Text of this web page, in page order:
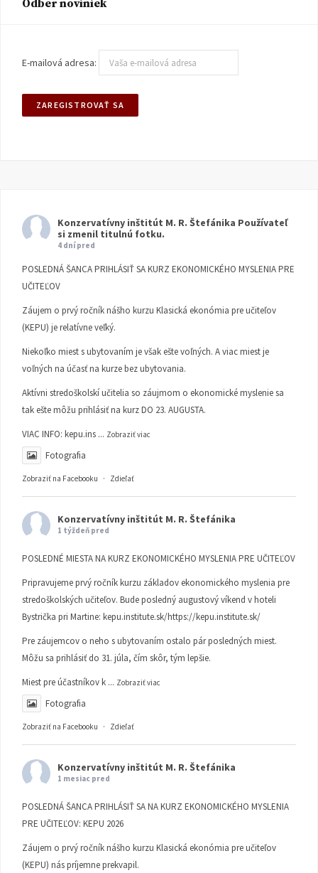
Odber noviniek
E-mailová adresa:
Konzervatívny inštitút M. R. Štefánika Používateľ
si zmenil titulnú fotku.
4 dní pred
POSLEDNÁ ŠANCA PRIHLÁSIŤ SA KURZ EKONOMICKÉHO MYSLENIA PRE
UČITEĽOV
Záujem o prvý ročník nášho kurzu Klasická ekonómia pre učiteľov
(KEPU) je relatívne veľký.
Niekoľko miest s ubytovaním je však ešte voľných. A viac miest je
voľných na účasť na kurze bez ubytovania.
Aktívni stredoškolskí učitelia so záujmom o ekonomické myslenie sa
tak ešte môžu prihlásiť na kurz DO 23. AUGUSTA.
VIAC INFO: kepu.ins ... Zobraziť viac
Fotografia
Zobraziť na Facebooku · Zdieľať
Konzervatívny inštitút M. R. Štefánika
1 týždeň pred
POSLEDNÉ MIESTA NA KURZ EKONOMICKÉHO MYSLENIA PRE UČITEĽOV
Pripravujeme prvý ročník kurzu základov ekonomického myslenia pre
stredoškolských učiteľov. Bude posledný augustový víkend v hoteli
Bystrička pri Martine: kepu.institute.sk/https://kepu.institute.sk/
Pre záujemcov o neho s ubytovaním ostalo pár posledných miest.
Môžu sa prihlásiť do 31. júla, čím skôr, tým lepšie.
Miest pre účastníkov k ... Zobraziť viac
Fotografia
Zobraziť na Facebooku · Zdieľať
Konzervatívny inštitút M. R. Štefánika
1 mesiac pred
POSLEDNÁ ŠANCA PRIHLÁSIŤ SA NA KURZ EKONOMICKÉHO MYSLENIA
PRE UČITEĽOV: KEPU 2026
Záujem o prvý ročník nášho kurzu Klasická ekonómia pre učiteľov
(KEPU) nás príjemne prekvapil.